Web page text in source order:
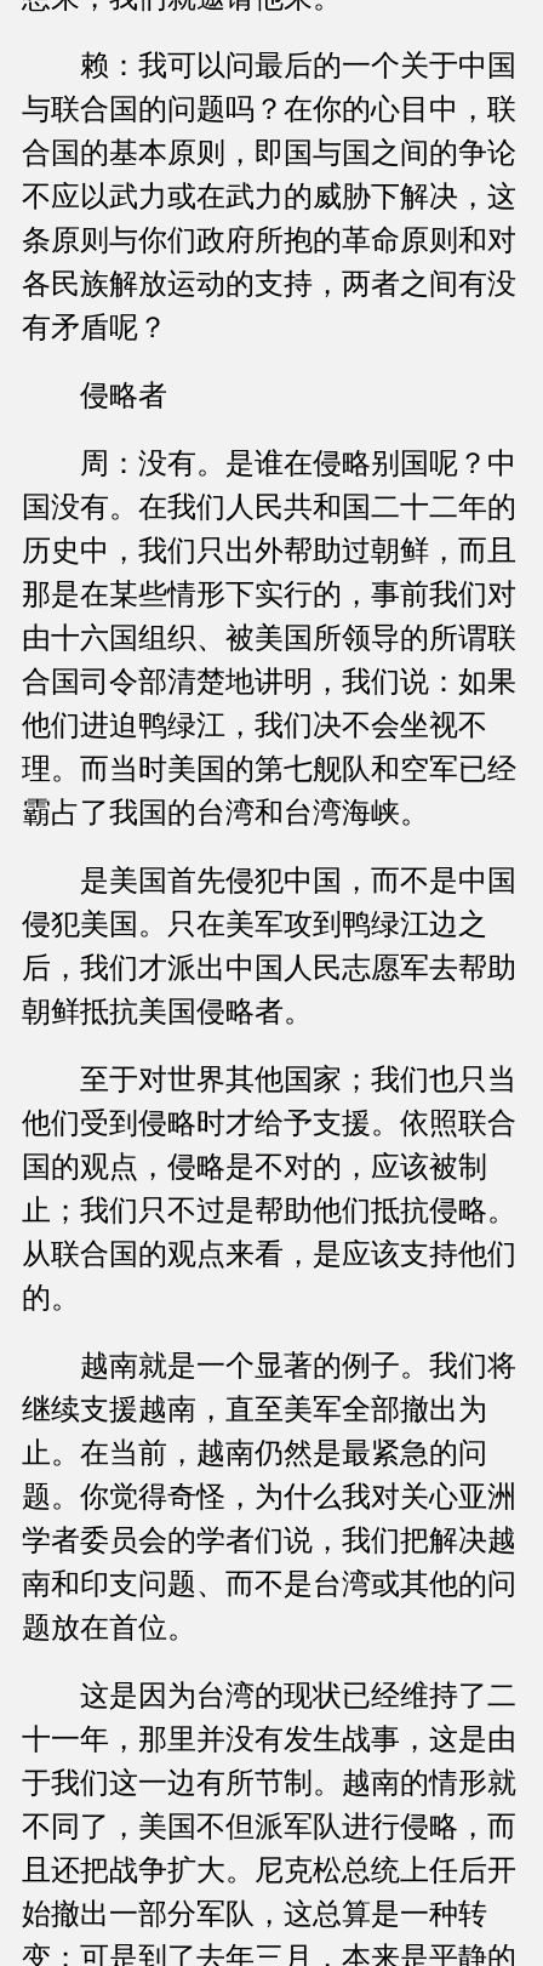
赖：我可以问最后的一个关于中国
与联合国的问题吗？在你的心目中，联
合国的基本原则，即国与国之间的争论
不应以武力或在武力的威胁下解决，这
条原则与你们政府所抱的革命原则和对
各民族解放运动的支持，两者之间有没
有矛盾呢？
侵略者
周：没有。是谁在侵略别国呢？中
国没有。在我们人民共和国二十二年的
历史中，我们只出外帮助过朝鲜，而且
那是在某些情形下实行的，事前我们对
由十六国组织、被美国所领导的所谓联
合国司令部清楚地讲明，我们说：如果
他们进迫鸭绿江，我们决不会坐视不
理。而当时美国的第七舰队和空军已经
霸占了我国的台湾和台湾海峡。
是美国首先侵犯中国，而不是中国
侵犯美国。只在美军攻到鸭绿江边之
后，我们才派出中国人民志愿军去帮助
朝鲜抵抗美国侵略者。
至于对世界其他国家；我们也只当
他们受到侵略时才给予支援。依照联合
国的观点，侵略是不对的，应该被制
止；我们只不过是帮助他们抵抗侵略。
从联合国的观点来看，是应该支持他们
的。
越南就是一个显著的例子。我们将
继续支援越南，直至美军全部撤出为
止。在当前，越南仍然是最紧急的问
题。你觉得奇怪，为什么我对关心亚洲
学者委员会的学者们说，我们把解决越
南和印支问题、而不是台湾或其他的问
题放在首位。
这是因为台湾的现状已经维持了二
十一年，那里并没有发生战事，这是由
于我们这一边有所节制。越南的情形就
不同了，美国不但派军队进行侵略，而
且还把战争扩大。尼克松总统上任后开
始撤出一部分军队，这总算是一种转
变；可是到了去年三月，本来是平静的